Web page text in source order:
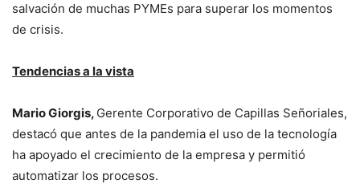
salvación de muchas PYMEs para superar los momentos
de crisis.
Tendencias a la vista
Mario Giorgis, Gerente Corporativo de Capillas Señoriales,
destacó que antes de la pandemia el uso de la tecnología
ha apoyado el crecimiento de la empresa y permitió
automatizar los procesos.